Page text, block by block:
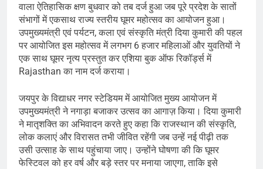
वाला ऐतिहासिक क्षण बुधवार को तब दर्ज हुआ जब पूरे प्रदेश के सातों
संभागों में एकसाथ राज्य स्तरीय घूमर महोत्सव का आयोजन हुआ।
उपमुख्यमंत्री एवं पर्यटन, कला एवं संस्कृति मंत्री दिया कुमारी की पहल
पर आयोजित इस महोत्सव में लगभग 6 हजार महिलाओं और युवतियों ने
एक साथ घूमर नृत्य प्रस्तुत कर एशिया बुक ऑफ रिकॉर्ड्स में
Rajasthan का नाम दर्ज कराया।
जयपुर के विद्याधर नगर स्टेडियम में आयोजित मुख्य आयोजन में
उपमुख्यमंत्री ने नगाड़ा बजाकर उत्सव का आगाज़ किया। दिया कुमारी
ने मातृशक्ति का अभिवादन करते हुए कहा कि राजस्थान की संस्कृति,
लोक कलाएं और विरासत तभी जीवित रहेंगी जब उन्हें नई पीढ़ी तक
उसी उत्साह के साथ पहुंचाया जाए। उन्होंने घोषणा की कि घूमर
फेस्टिवल को हर वर्ष और बड़े स्तर पर मनाया जाएगा, ताकि इसे